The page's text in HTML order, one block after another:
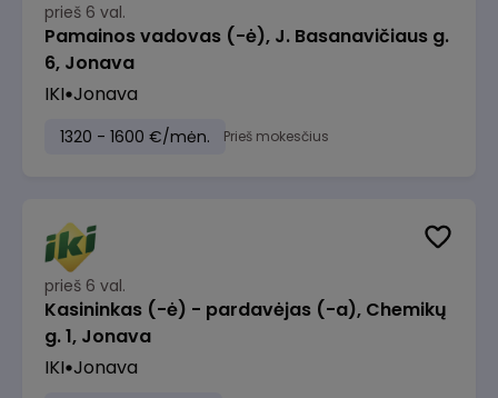
prieš 6 val.
Pamainos vadovas (-ė), J. Basanavičiaus g.
6, Jonava
IKI Jonava
1320 - 1600 €/mėn. Prieš mokesčius
prieš 6 val.
Kasininkas (-ė) - pardavėjas (-a), Chemikų
g. 1, Jonava
IKI Jonava